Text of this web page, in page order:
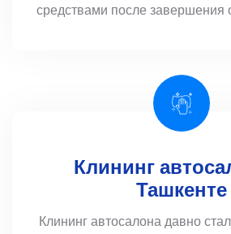
средствами после завершения
Клининг
Ташкенте
Клининг автосалона давно